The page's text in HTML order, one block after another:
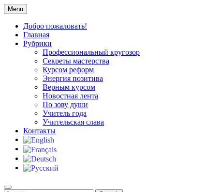
Skip
to
content
Menu
Добро пожаловать!
Главная
Рубрики
Профессиональный кругозор
Секреты мастерства
Курсом реформ
Энергия позитива
Верным курсом
Новостная лента
По зову души
Учитель года
Учительская слава
Контакты
Search